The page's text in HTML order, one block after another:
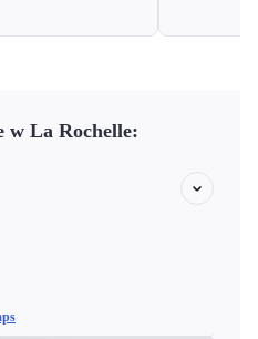
w La Rochelle: